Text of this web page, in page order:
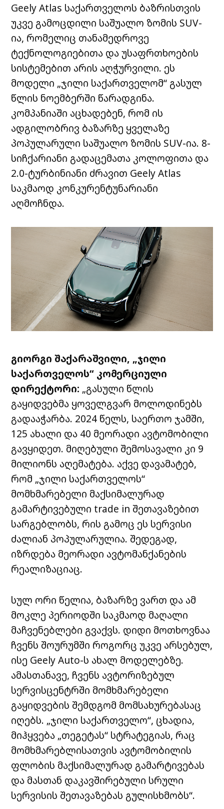
Geely Atlas საქართველოს ბაზრისთვის
უკვე გამოცდილი საშუალო ზომის SUV-
ია, რომელიც თანამედროვე
ტექნოლოგიებითა და უსაფრთხოების
სისტემებით არის აღჭურვილი. ეს
მოდელი „ჯილი საქართველომ“ გასულ
წლის ნოემბერში წარადგინა.
კომპანიაში აცხადებენ, რომ ის
ადგილობრივ ბაზარზე ყველაზე
პოპულარული საშუალო ზომის SUV-ია. 8-
სიჩქარიანი გადაცემათა კოლოფითა და
2.0-ტურბინიანი ძრავით Geely Atlas
საკმაოდ კონკურენტუნარიანი
აღმოჩნდა.
გიორგი შაქარაშვილი, „ჯილი
საქართველოს“ კომერციული
დირექტორი: „გასული წლის
გაყიდვებმა ყოველგვარ მოლოდინებს
გადააჭარბა. 2024 წელს, საერთო ჯამში,
125 ახალი და 40 მეორადი ავტომობილი
გავყიდეთ. მიღებული შემოსავალი კი 9
მილიონს აღემატება. აქვე დავამატებ,
რომ „ჯილი საქართველოს“
მომხმარებელი მაქსიმალურად
გამარტივებული trade in შეთავაზებით
სარგებლობს, რის გამოც ეს სერვისი
ძალიან პოპულარულია. შედეგად,
იზრდება მეორადი ავტომანქანების
რეალიზაციაც.
სულ ორი წელია, ბაზარზე ვართ და ამ
მოკლე პერიოდში საკმაოდ მაღალი
მაჩვენებლები გვაქვს. დიდი მოთხოვნაა
ჩვენს შოურუმში როგორც უკვე არსებულ,
ისე Geely Auto-ს ახალ მოდელებზე.
ამასთანავე, ჩვენს ავტორიზებულ
სერვისცენტრში მომხმარებელი
გაყიდვების შემდგომ მომსახურებასაც
იღებს. „ჯილი საქართველო“, ცხადია,
მიჰყვება „თეგეტას“ სტრატეგიას, რაც
მომხმარებლისათვის ავტომობილის
ფლობის მაქსიმალურად გამარტივებას
და მასთან დაკავშირებული სრული
სერვისის შეთავაზებას გულისხმობს“.